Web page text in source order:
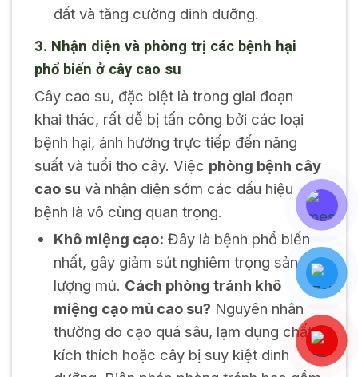
đất và tăng cường dinh dưỡng.
3. Nhận diện và phòng trị các bệnh hại
phổ biến ở cây cao su
Cây cao su, đặc biệt là trong giai đoạn
khai thác, rất dễ bị tấn công bởi các loại
bệnh hại, ảnh hưởng trực tiếp đến năng
suất và tuổi thọ cây. Việc phòng bệnh cây
cao su và nhận diện sớm các dấu hiệu
bệnh là vô cùng quan trọng.
Khô miệng cạo: Đây là bệnh phổ biến
nhất, gây giảm sút nghiêm trọng sản
lượng mủ. Cách phòng tránh khô
miệng cạo mủ cao su? Nguyên nhân
thường do cạo quá sâu, lạm dụng chất
kích thích hoặc cây bị suy kiệt dinh